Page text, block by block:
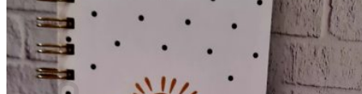
0
Carrito